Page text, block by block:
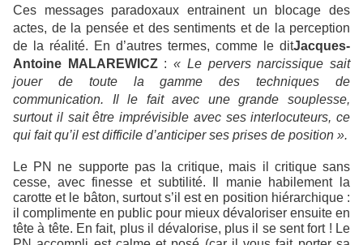
Ces messages paradoxaux entrainent un blocage des
actes, de la pensée et des sentiments et de la perception
de la réalité. En d’autres termes, comme le ditJacques-
Antoine MALAREWICZ : « Le pervers narcissique sait
jouer de toute la gamme des techniques de
communication. Il le fait avec une grande souplesse,
surtout il sait être imprévisible avec ses interlocuteurs, ce
qui fait qu’il est difficile d’anticiper ses prises de position ».
Le PN ne supporte pas la critique, mais il critique sans
cesse, avec finesse et subtilité. Il manie habilement la
carotte et le bâton, surtout s’il est en position hiérarchique :
il complimente en public pour mieux dévaloriser ensuite en
tête à tête. En fait, plus il dévalorise, plus il se sent fort ! Le